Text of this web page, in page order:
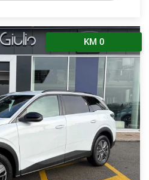
KM 0